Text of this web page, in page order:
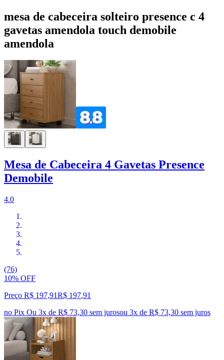
mesa de cabeceira solteiro presence c 4
gavetas amendola touch demobile
amendola
Mesa de Cabeceira 4 Gavetas Presence
Demobile
4.0
(76)
10% OFF
Preço R$ 197,91R$ 197,91
no Pix Ou 3x de R$ 73,30 sem jurosou 3x de R$ 73,30 sem juros